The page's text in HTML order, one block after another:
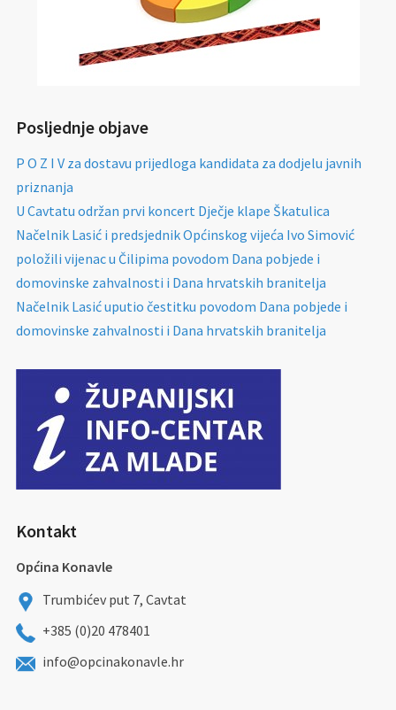
Posljednje objave
P O Z I V za dostavu prijedloga kandidata za dodjelu javnih
priznanja
U Cavtatu održan prvi koncert Dječje klape Škatulica
Načelnik Lasić i predsjednik Općinskog vijeća Ivo Simović
položili vijenac u Čilipima povodom Dana pobjede i
domovinske zahvalnosti i Dana hrvatskih branitelja
Načelnik Lasić uputio čestitku povodom Dana pobjede i
domovinske zahvalnosti i Dana hrvatskih branitelja
Kontakt
Općina Konavle
Trumbićev put 7, Cavtat
+385 (0)20 478401
info@opcinakonavle.hr